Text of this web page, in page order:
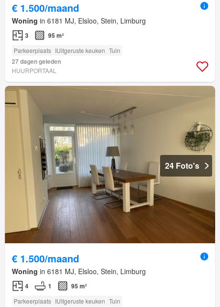
€ 1.500/maand
Woning in 6181 MJ, Elsloo, Stein, Limburg
3 95 m²
Parkeerplaats IUitgeruste keuken Tuin
27 dagen geleden
HUURPORTAAL
24 Foto's
€ 1.500/maand
Woning in 6181 MJ, Elsloo, Stein, Limburg
4 1 95 m²
Parkeerplaats IUitgeruste keuken Tuin